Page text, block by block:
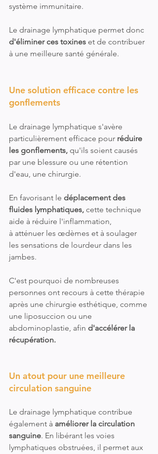
système immunitaire.
Le drainage lymphatique permet donc
d'éliminer ces toxines et de contribuer
à une meilleure santé générale.
Une solution efficace contre les
gonflements
Le drainage lymphatique s'avère
particulièrement efficace pour réduire
les gonflements, qu'ils soient causés
par une blessure ou une rétention
d'eau, une chirurgie.
En favorisant le déplacement des
fluides lymphatiques, cette technique
aide à réduire l'inflammation,
à atténuer les œdèmes et à soulager
les sensations de lourdeur dans les
jambes.
C'est pourquoi de nombreuses
personnes ont recours à cette thérapie
après une chirurgie esthétique, comme
une liposuccion ou une
abdominoplastie, afin d'accélérer la
récupération.
Un atout pour une meilleure
circulation sanguine
Le drainage lymphatique contribue
également à améliorer la circulation
sanguine. En libérant les voies
lymphatiques obstruées, il permet aux